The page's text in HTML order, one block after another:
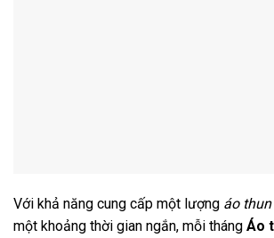
Với khả năng cung cấp một lượng áo
một khoảng thời gian ngắn, mỗi tháng Áo